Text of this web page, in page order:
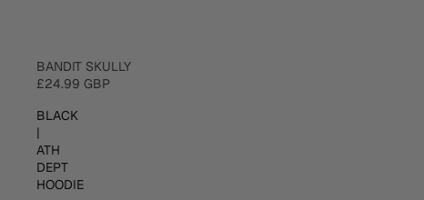
ESGOTADO
BANDIT SKULLY
£24.99 GBP
BLACK
|
ATH
DEPT
HOODIE